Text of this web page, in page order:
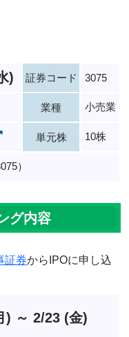
) 証券コード 3075
業種 小売業
単元株 10株
）
グ内容
証券からIPOに申し込
) ～ 2/23 (金)